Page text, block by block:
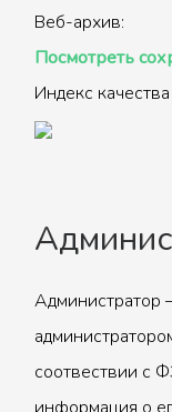
Веб-архив:
Посмотреть
Индекс качества
Администратор
соотвествии с